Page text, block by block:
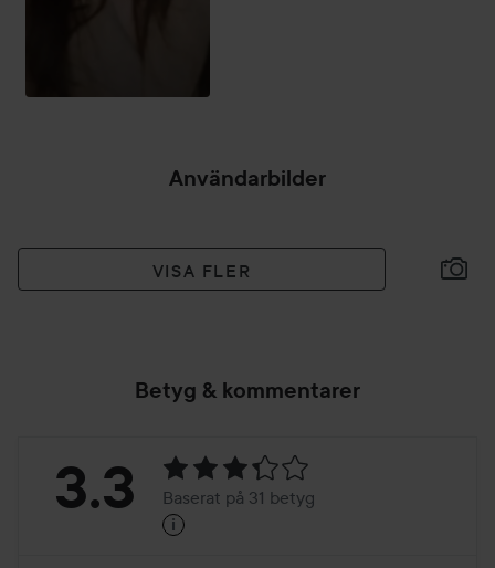
Användarbilder
VISA FLER
Betyg & kommentarer
Betyg:
Baserat
3.3 Baserat på 31 betyg
i